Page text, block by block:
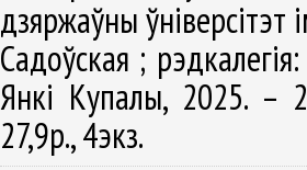
дзяржаўны
Садоўская ;
Янкі Купалы, 2025. –
27,9р., 4экз.